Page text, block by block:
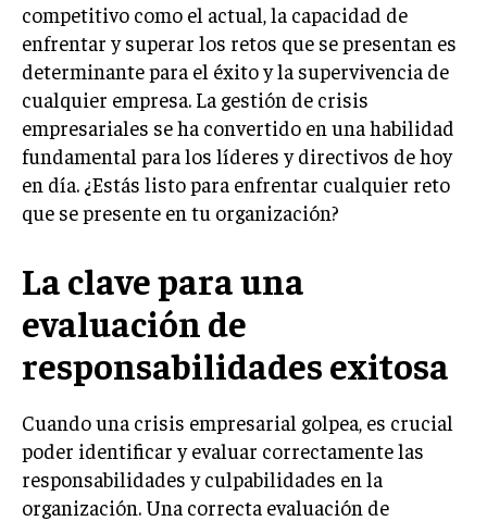
LIFESTYLE
MARKETING
ESTRATEGIAS DE MARKETING
AGENCIAS DE MARKETING
AGENCIAS DE POSICIONAMIENTO WEB SEO
VENTA DE ENLACES
PUBLICIDAD
VENTAS Y PERSUASIÓN
GESTIÓN DE PRODUCTOS
COMUNICACIÓN CORPORATIVA
GESTIÓN DE MARCA
INVESTIGACIÓN DE MERCADO
competitivo como el actual, la capacidad de
enfrentar y superar los retos que se presentan es
determinante para el éxito y la supervivencia de
cualquier empresa. La gestión de crisis
empresariales se ha convertido en una habilidad
fundamental para los líderes y directivos de hoy
en día. ¿Estás listo para enfrentar cualquier reto
que se presente en tu organización?
La clave para una
evaluación de
responsabilidades exitosa
Cuando una crisis empresarial golpea, es crucial
poder identificar y evaluar correctamente las
responsabilidades y culpabilidades en la
organización. Una correcta evaluación de